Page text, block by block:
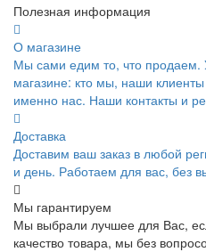
Полезная информация
О магазине
Мы сами едим то, что
магазине: кто мы, наши
именно нас. Наши контакты и
Доставка
Доставим ваш заказ в любой
и день. Работаем для вас, без
Мы гарантируем
Мы выбрали лучшее для Вас,
качество товара, мы без